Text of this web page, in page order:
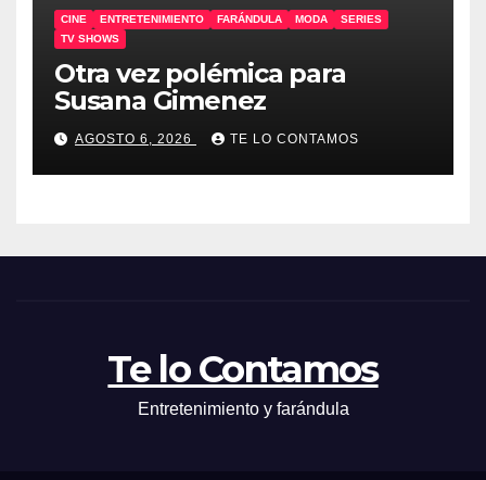
CINE ENTRETENIMIENTO FARÁNDULA MODA
SERIES
TV SHOWS
Otra vez polémica para
Susana Gimenez
AGOSTO 6, 2026 TE LO CONTAMOS
Te lo Contamos
Entretenimiento y farándula